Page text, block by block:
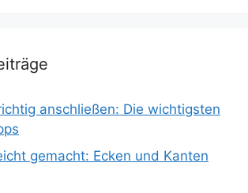
anschließen: Die wichtigsten
gemacht: Ecken und Kanten